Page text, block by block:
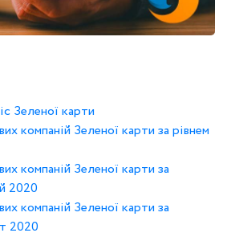
Зеленої карти
компаній Зеленої карти за рівнем
компаній Зеленої карти за
2020
компаній Зеленої карти за
2020